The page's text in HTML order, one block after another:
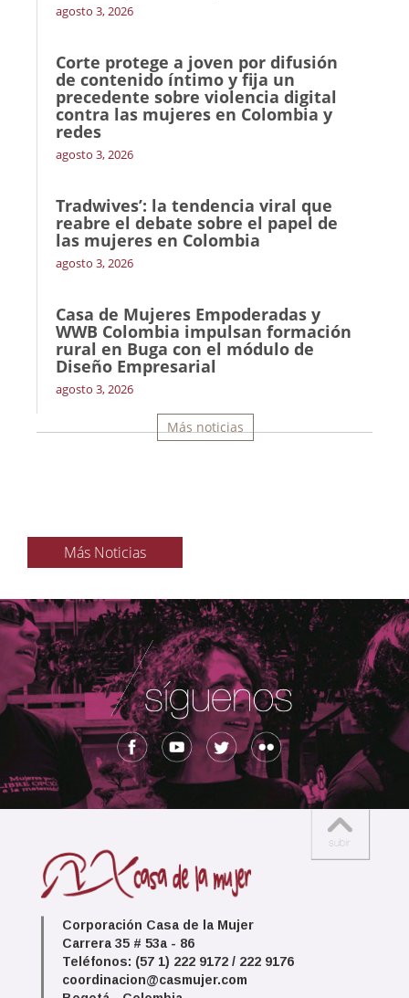
agosto 3, 2026
Corte protege a joven por difusión
de contenido íntimo y fija un
precedente sobre violencia digital
contra las mujeres en Colombia y
redes
agosto 3, 2026
Tradwives’: la tendencia viral que
reabre el debate sobre el papel de
las mujeres en Colombia
agosto 3, 2026
Casa de Mujeres Empoderadas y
WWB Colombia impulsan formación
rural en Buga con el módulo de
Diseño Empresarial
agosto 3, 2026
Más noticias
Más Noticias
Corporación Casa de la Mujer
Carrera 35 # 53a - 86
Teléfonos: (57 1) 222 9172 / 222 9176
coordinacion@casmujer.com